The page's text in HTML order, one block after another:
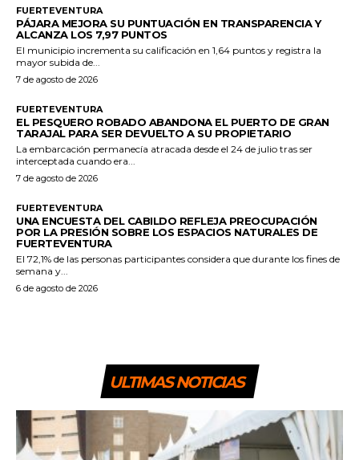
FUERTEVENTURA
PÁJARA MEJORA SU PUNTUACIÓN EN TRANSPARENCIA Y
ALCANZA LOS 7,97 PUNTOS
El municipio incrementa su calificación en 1,64 puntos y registra la
mayor subida de...
7 de agosto de 2026
FUERTEVENTURA
EL PESQUERO ROBADO ABANDONA EL PUERTO DE GRAN
TARAJAL PARA SER DEVUELTO A SU PROPIETARIO
La embarcación permanecía atracada desde el 24 de julio tras ser
interceptada cuando era...
7 de agosto de 2026
FUERTEVENTURA
UNA ENCUESTA DEL CABILDO REFLEJA PREOCUPACIÓN
POR LA PRESIÓN SOBRE LOS ESPACIOS NATURALES DE
FUERTEVENTURA
El 72,1% de las personas participantes considera que durante los fines de
semana y...
6 de agosto de 2026
ULTIMAS NOTICIAS